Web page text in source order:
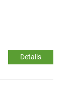
Details